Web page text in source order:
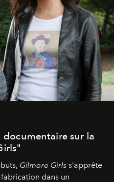
sur la
Gilmore Girls s'apprête
dans un